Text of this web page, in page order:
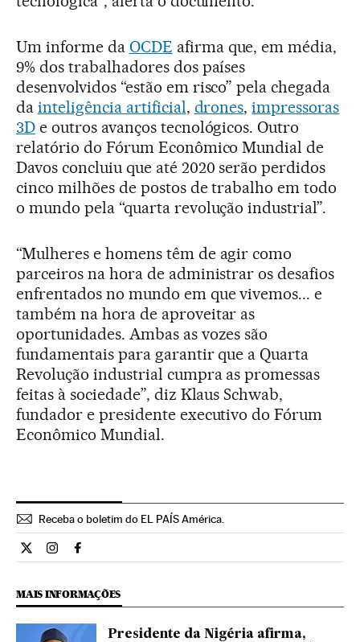
Um informe da OCDE afirma que, em média,
9% dos trabalhadores dos países
desenvolvidos “estão em risco” pela chegada
da inteligência artificial, drones,impressoras
3De outros avanços tecnológicos. Outro
relatório do Fórum Econômico Mundial de
Davos concluiu que até 2020 serão perdidos
cinco milhões de postos de trabalho em todo
o mundo pela “quarta revolução industrial”.
“Mulheres e homens têm de agir como
parceiros na hora de administrar os desafios
enfrentados no mundo em que vivemos... e
também na hora de aproveitar as
oportunidades. Ambas as vozes são
fundamentais para garantir que a Quarta
Revolução industrial cumpra as promessas
feitas à sociedade”, diz Klaus Schwab,
fundador e presidente executivo do Fórum
Econômico Mundial.
Receba o boletim do EL PAÍS América.
Economia El País Brasil en Twitter
Economia El País Brasil en Instagram
Economia El País Brasil en Facebook
MAIS INFORMAÇÕES
Presidente da Nigéria afirma,